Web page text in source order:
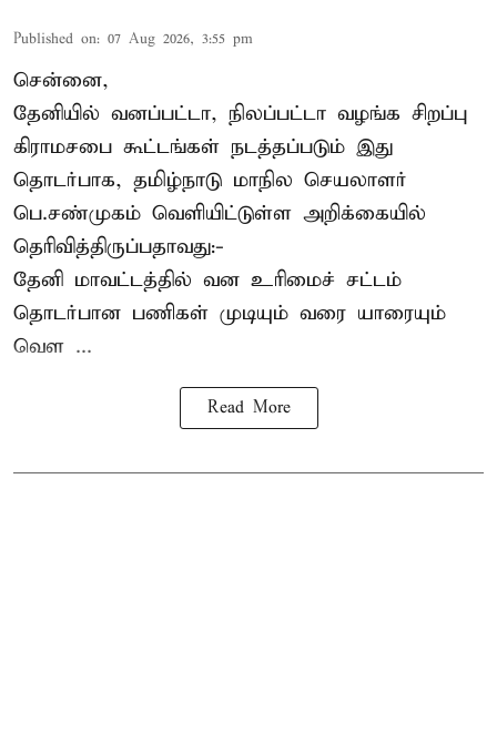
Published on: 07 Aug 2026, 3:55 pm
சென்னை,
தேனியில் வனப்பட்டா, நிலப்பட்டா வழங்க சிறப்பு
கிராமசபை கூட்டங்கள் நடத்தப்படும் இது
தொடர்பாக, தமிழ்நாடு மாநில செயலாளர்
பெ.சண்முகம் வெளியிட்டுள்ள அறிக்கையில்
தெரிவித்திருப்பதாவது:-
தேனி மாவட்டத்தில் வன உரிமைச் சட்டம்
தொடர்பான பணிகள் முடியும் வரை யாரையும்
வெள ...
Read More